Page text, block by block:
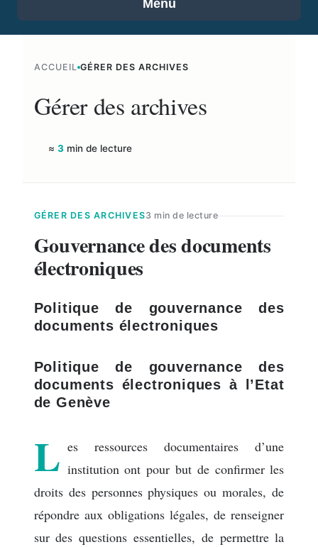
Menu
ACCUEIL GÉRER DES ARCHIVES
Gérer des archives
≈ 3min de lecture
GÉRER DES ARCHIVES3 min de lecture
Gouvernance des documents
électroniques
Politique de gouvernance des
documents électroniques
Politique de gouvernance des
documents électroniques à l’Etat
de Genève
L es ressources documentaires d’une
institution ont pour but de confirmer les
droits des personnes physiques ou morales, de
répondre aux obligations légales, de renseigner
sur des questions essentielles, de permettre la